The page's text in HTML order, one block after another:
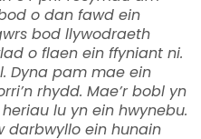
o dan fawd ein
bod llywodraeth
o flaen ein ffyniant ni.
Dyna pam mae ein
rhydd. Mae’r bobl yn
lu yn ein hwynebu.
darbwyllo ein hunain